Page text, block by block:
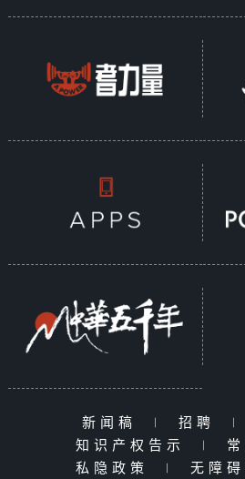
新闻稿 | 招聘 |
知识产权告示
|
私隐政策
| 无障